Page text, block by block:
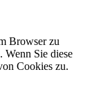
Browser zu
Wenn Sie diese
Cookies zu.